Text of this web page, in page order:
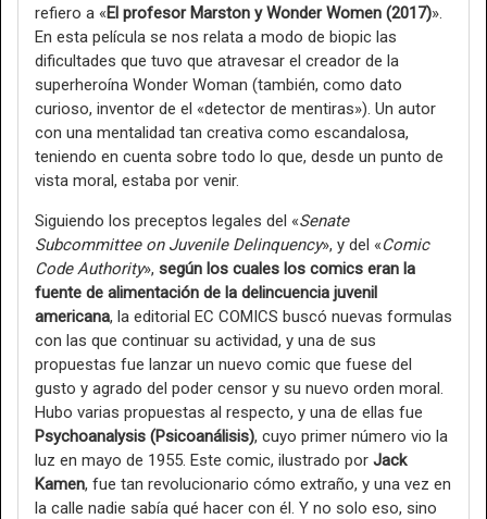
refiero a «El profesor Marston y Wonder Women (2017)».
En esta película se nos relata a modo de biopic las
dificultades que tuvo que atravesar el creador de la
superheroína Wonder Woman (también, como dato
curioso, inventor de el «detector de mentiras»). Un autor
con una mentalidad tan creativa como escandalosa,
teniendo en cuenta sobre todo lo que, desde un punto de
vista moral, estaba por venir.
Siguiendo los preceptos legales del «Senate
Subcommittee on Juvenile Delinquency», y del «Comic
Code Authority», según los cuales los comics eran la
fuente de alimentación de la delincuencia juvenil
americana, la editorial EC COMICS buscó nuevas formulas
con las que continuar su actividad, y una de sus
propuestas fue lanzar un nuevo comic que fuese del
gusto y agrado del poder censor y su nuevo orden moral.
Hubo varias propuestas al respecto, y una de ellas fue
Psychoanalysis (Psicoanálisis), cuyo primer número vio la
luz en mayo de 1955. Este comic, ilustrado por Jack
Kamen, fue tan revolucionario cómo extraño, y una vez en
la calle nadie sabía qué hacer con él. Y no solo eso, sino